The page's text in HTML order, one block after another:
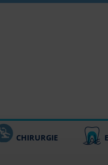
CHIRURGIE